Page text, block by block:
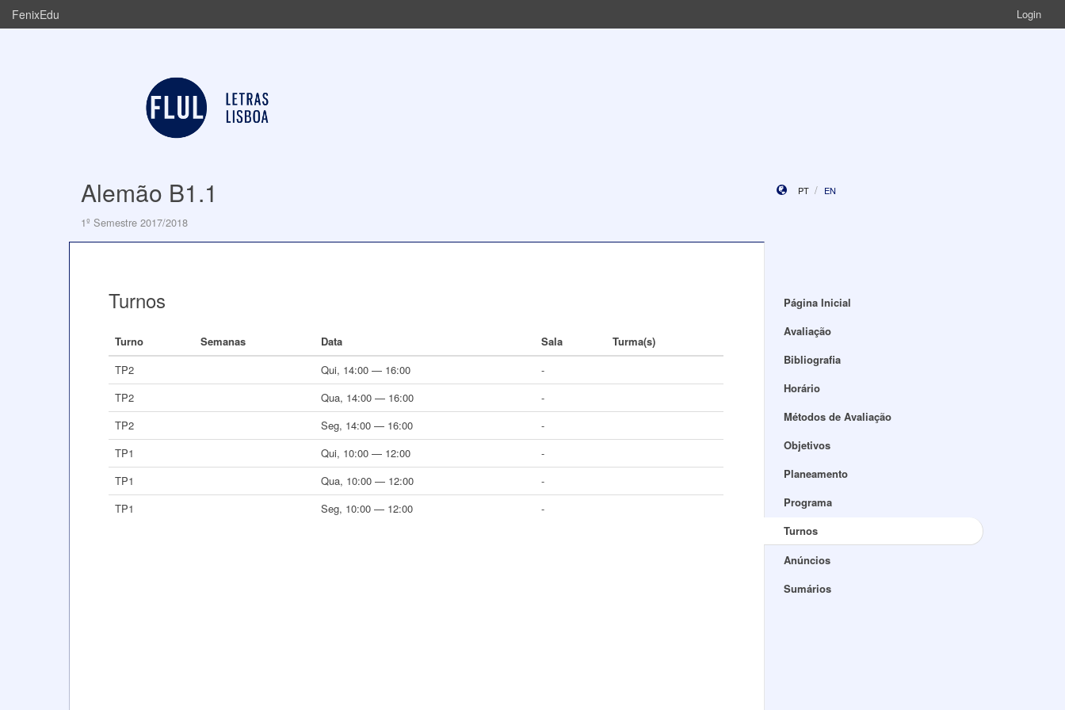
FenixEdu Login
Alemão B1.1
1º Semestre 2017/2018
PT EN
Turnos
Turno Semanas Data Sala
Turma(s)
TP2
Qui, 14:00 — 16:00
-
TP2
Qua, 14:00 — 16:00
-
TP2
Seg, 14:00 — 16:00
-
TP1
Qui, 10:00 — 12:00
-
TP1
Qua, 10:00 — 12:00
-
TP1
Seg, 10:00 — 12:00 -
Página Inicial
Avaliação
Bibliografia
Horário
Métodos de Avaliação
Objetivos
Planeamento
Programa
Turnos
Anúncios
Sumários